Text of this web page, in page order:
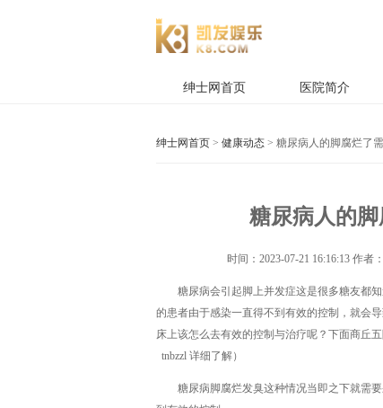
绅士网首页 医院简介
绅士网首页 > 健康动态 > 糖尿病人的脚腐烂了
糖尿病人的
时间： 2023-07-21 16:16:13作者
糖尿病会引起脚上并发症这是很多糖友都
的患者由于感染一直得不到有效的控制，就会
床上该怎么去有效的控制与治疗呢？下面商丘
tnbzzl 详细了解）
糖尿病脚腐烂发臭这种情况当即之下就需